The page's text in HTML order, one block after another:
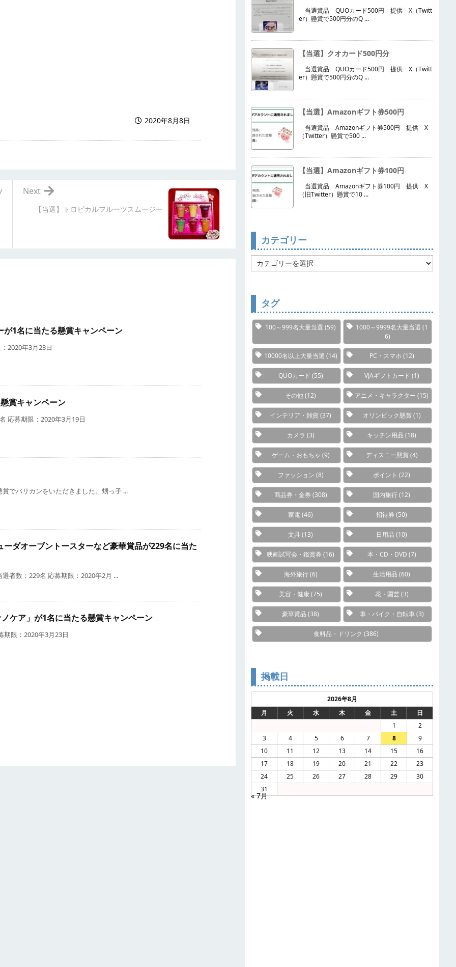
2020年8月8日
【当選】トロピカルフルーツスムージー
Next
1名に当たる懸賞キャンペーン
2020年3月23日
賞キャンペーン
応募期限：2020年3月19日
リカンをいただきました。甥っ子 ...
ダオーブントースターなど豪華賞品が229名に当た
者数：229名 応募期限：2020年2月 ...
ケア」が1名に当たる懸賞キャンペーン
期限：2020年3月23日
当選賞品 QUOカード500円 提供 X（Twitt
er）懸賞で500円分のQ ...
【当選】クオカード500円分
当選賞品 QUOカード500円 提供 X（Twitt
er）懸賞で500円分のQ ...
【当選】Amazonギフト券500円
当選賞品 Amazonギフト券500円 提供 X
（Twitter）懸賞で500 ...
【当選】Amazonギフト券100円
当選賞品 Amazonギフト券100円 提供 X
（旧Twitter）懸賞で10 ...
カテゴリー
カ
テ
タグ
100～999名大量当選 (59) 1000～9999名大量当選 (1
6)
10000名以上大量当選 (14) PC・スマホ (12)
QUOカード (55) VJAギフトカード (1)
その他(12) アニメ・キャラクター (15)
インテリア・雑貨(37) オリンピック懸賞(1)
カメラ (3) キッチン用品 (18)
ゲーム・おもちゃ (9) ディスニー懸賞(4)
ファッション (8) ポイント (22)
商品券・金券 (308) 国内旅行(12)
家電(46) 招待券 (50)
文具 (13) 日用品 (10)
映画試写会・鑑賞券 (16) 本・CD・DVD (7)
海外旅行(6) 生活用品 (60)
美容・健康(75) 花・園芸(3)
豪華賞品 (38) 車・バイク・自転車(3)
食料品・ドリンク (386)
掲載日
2026年8月
月
火 水 木 金 土
日
1
2
3
4 5 6 7 8
9
10
11 12 13 14 15
16
17
18 19 20 21 22
23
24
25 26 27 28 29
30
31
« 7月